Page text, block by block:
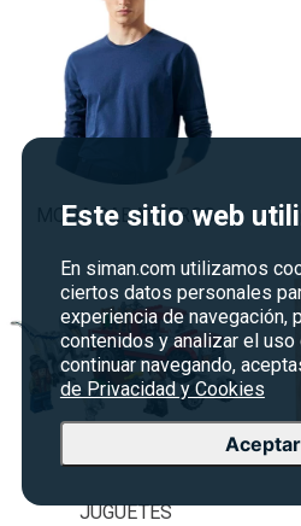
Este sitio web
En siman.com utilizamos
ciertos datos personales
experiencia de navegación,
contenidos y analizar el uso
continuar navegando,
de Privacidad y Cookies
Aceptar
MODA CABALLEROS
JUGUETES